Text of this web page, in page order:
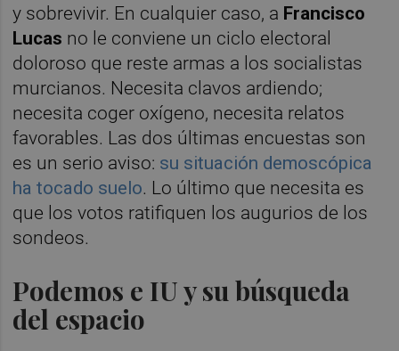
y sobrevivir. En cualquier caso, a Francisco
Lucas no le conviene un ciclo electoral
doloroso que reste armas a los socialistas
murcianos. Necesita clavos ardiendo;
necesita coger oxígeno, necesita relatos
favorables. Las dos últimas encuestas son
es un serio aviso: su situación demoscópica
ha tocado suelo. Lo último que necesita es
que los votos ratifiquen los augurios de los
sondeos.
Podemos e IU y su búsqueda
del espacio